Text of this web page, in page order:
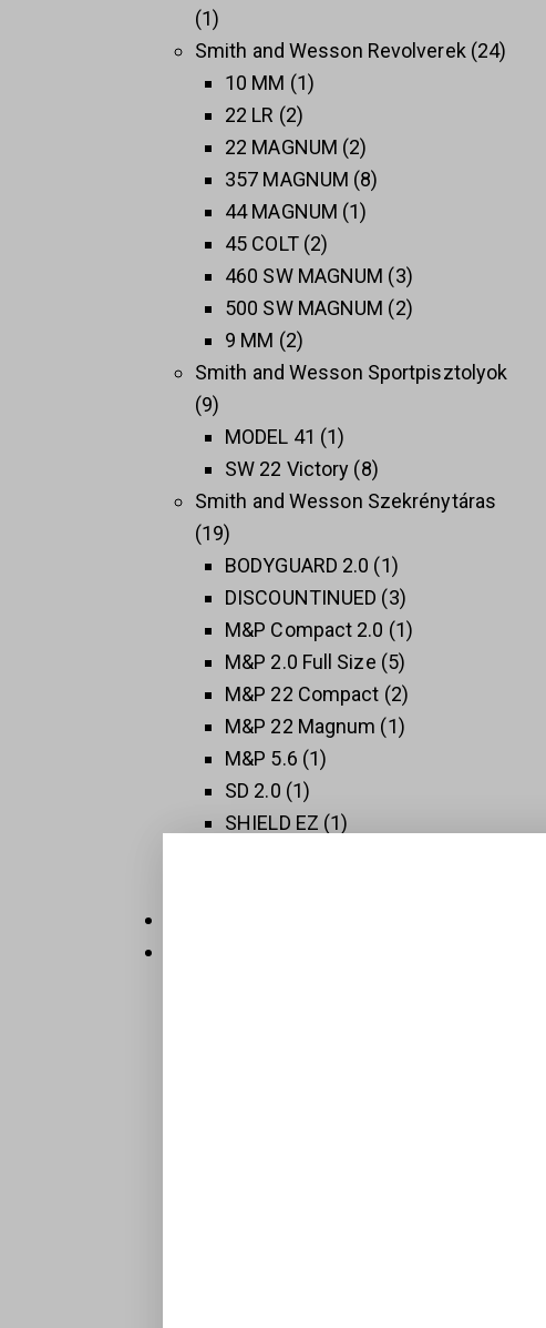
1
Smith and Wesson Revolverek 24
10 MM 1
22 LR 2
22 MAGNUM 2
357 MAGNUM 8
44 MAGNUM 1
45 COLT 2
460 SW MAGNUM
3
500 SW MAGNUM
2
9 MM 2
Smith and Wesson Sportpisztolyok
9
MODEL 41
1
SW 22 Victory 8
Smith and Wesson Szekrénytáras
19
BODYGUARD 2.0
1
DISCOUNTINUED
3
M&P Compact 2.0 1
M&P 2.0 Full Size 5
M&P 22 Compact 2
M&P 22 Magnum
1
M&P 5.6 1
SD 2.0 1
SHIELD EZ 1